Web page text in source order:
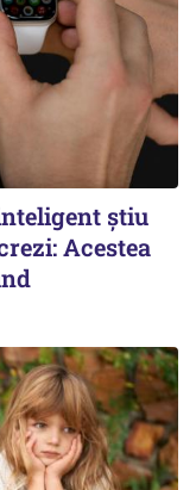
știu
Acestea